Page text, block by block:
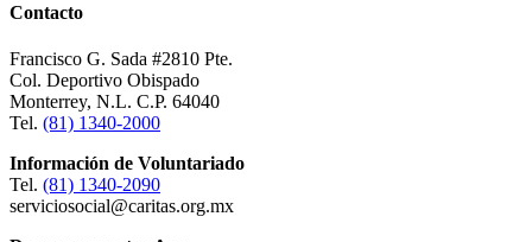
Contacto
Francisco G. Sada #2810 Pte.
Col. Deportivo Obispado
Monterrey, N.L. C.P. 64040
Tel. (81) 1340-2000
Información de Voluntariado
Tel. (81) 1340-2090
serviciosocial@caritas.org.mx